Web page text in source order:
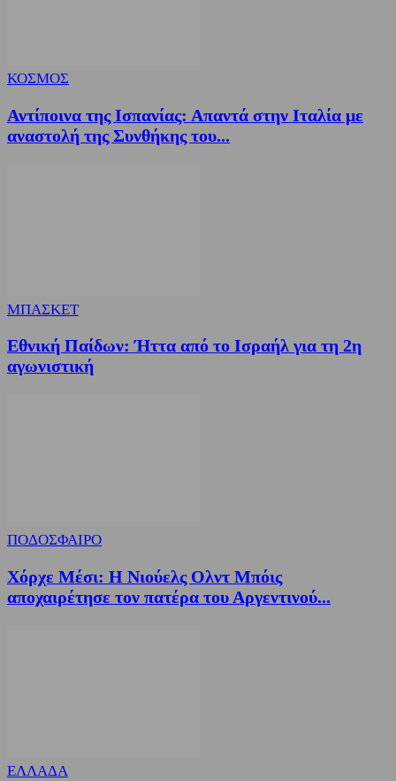
ΚΟΣΜΟΣ
Αντίποινα της Ισπανίας: Απαντά στην Ιταλία με
αναστολή της Συνθήκης του...
ΜΠΑΣΚΕΤ
Εθνική Παίδων: Ήττα από το Ισραήλ για τη 2η
αγωνιστική
ΠΟΔΟΣΦΑΙΡΟ
Χόρχε Μέσι: Η Νιούελς Ολντ Μπόις
αποχαιρέτησε τον πατέρα του Αργεντινού...
ΕΛΛΑΔΑ